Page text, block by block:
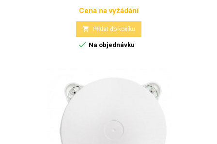
Cena
Cena na vyžádání
 Přidat do košíku
 Na objednávku